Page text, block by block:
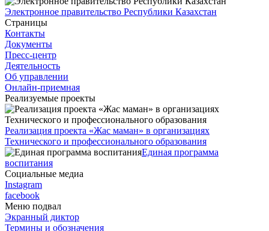
Электронное правительство Республики Казахстан
Страницы
Контакты
Документы
Пресс-центр
Деятельность
Об управлении
Онлайн-приемная
Реализуемые проекты
Реализация проекта «Жас маман» в организациях
Технического и профессионального образования
Единая программа
воспитания
Социальные медиа
Instagram
facebook
Меню подвал
Экранный диктор
Термины и обозначения